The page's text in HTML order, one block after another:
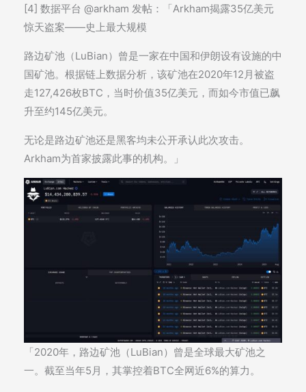
[4] 数据平台 @arkham 发帖：「Arkham揭露35亿美元
惊天盗案——史上最大规模
路边矿池（LuBian）曾是一家在中国和伊朗设有设施的中
国矿池。根据链上数据分析，该矿池在2020年12月被盗
走127,426枚BTC，当时价值35亿美元，而如今市值已飙
升至约145亿美元。
无论是路边矿池还是黑客均未公开承认此次攻击。
Arkham为首家披露此事的机构。」
「2020年，路边矿池（LuBian）曾是全球最大矿池之
一。截至当年5月，其掌控着BTC全网近6%的算力。